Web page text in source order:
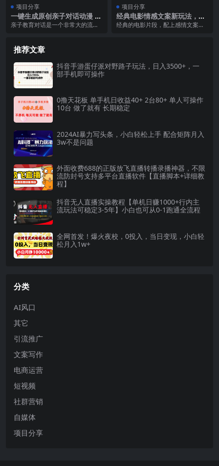
项目分享
一键生成原创亲子对话动漫 单
视频破千万播放 多种变现方式
亲子教育对话是一个非常大的流量
项目分享
经典电影情感文案新玩法，无
脑操作，日入1000 （教程 素
经典的电影片段，配上感情文案，
推荐文章
抖音手游蛋仔派对野路子玩法，日入3500+，一
部手机即可操作
0撸天花板 单手机日收益40+ 2台80+ 单人可操作
10台 做了就有 长期稳定
2024AI暴力写头条，小白轻松上手 配合矩阵月入
3w不是问题
外面收费688的正版放飞直播转播录播神器，不限
流防封号支持多平台直播软件【直播脚本+详细教
程】
抖音无人直播实操教程【单机日赚1000+行内主
流玩法可稳定3-5年】小白也可从0-1跑通全流程
全网首发！爆火夜校，0投入，当日变现，小白轻
松月入1w+
分类
AI风口
其它
引流推广
文案写作
电商运营
短视频
社群营销
自媒体
项目分享